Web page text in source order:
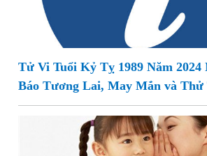
Tử Vi Tuổi Kỷ Tỵ 1989 Năm
Báo Tương Lai, May Mắn và Thử